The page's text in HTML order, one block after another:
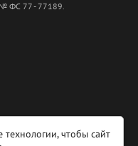
№ ФС 77 - 77189.
чтобы сайт